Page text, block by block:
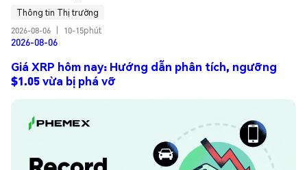
Thông tin Thị trường
2026-08-06
10-15phút
2026-08-06
Giá XRP hôm nay: Hướng dẫn phân tích, ngưỡng
$1.05 vừa bị phá vỡ